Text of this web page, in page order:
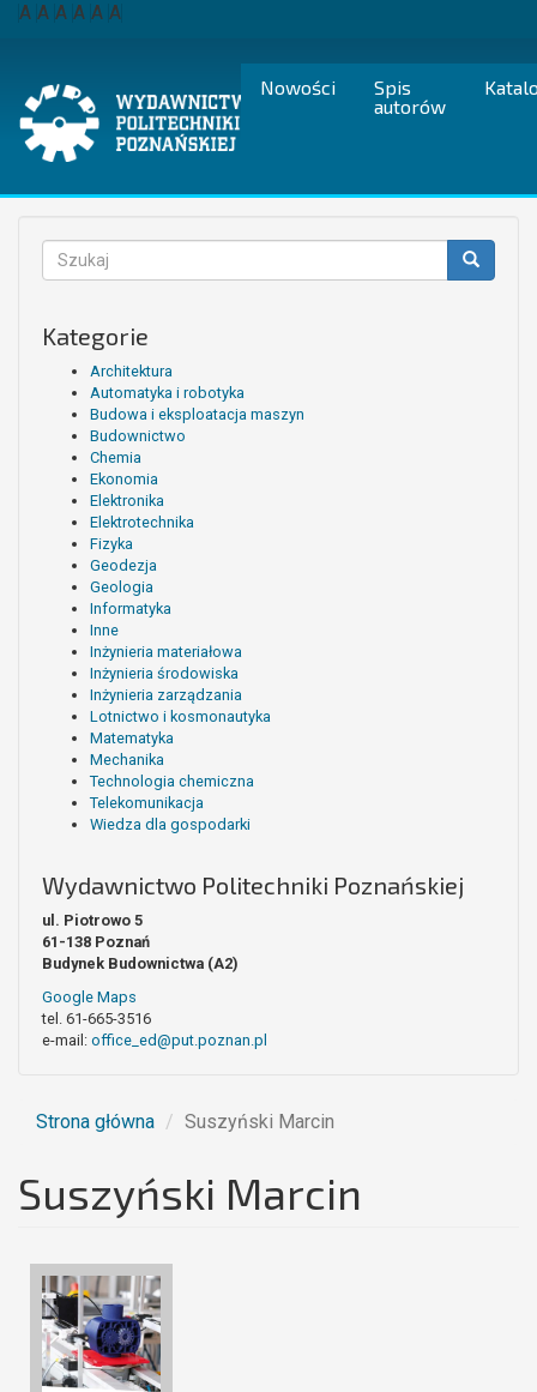
Przejdź
A A A A A A
Nowości
Spis
autorów
Formularz
wyszukiwania
Kategorie
Architektura
Automatyka i robotyka
Budowa i eksploatacja maszyn
Budownictwo
Chemia
Ekonomia
Elektronika
Elektrotechnika
Fizyka
Geodezja
Geologia
Informatyka
Inne
Inżynieria materiałowa
Inżynieria środowiska
Inżynieria zarządzania
Lotnictwo i kosmonautyka
Matematyka
Mechanika
Technologia chemiczna
Telekomunikacja
Wiedza dla gospodarki
Wydawnictwo Politechniki Poznańskiej
ul. Piotrowo 5
61-138 Poznań
Budynek Budownictwa (A2)
Google Maps
tel. 61-665-3516
e-mail: office_ed@put.poznan.pl
Strona główna Suszyński Marcin
Suszyński Marcin